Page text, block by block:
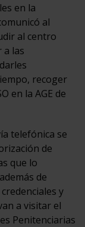
en la
al
al centro
a las
recoger
en la AGE de
telefónica se
de
que lo
de
y
a visitar el
Penitenciarias